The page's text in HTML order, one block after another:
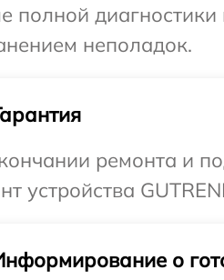
полной
неполадок.
ремонта и
устройства
о